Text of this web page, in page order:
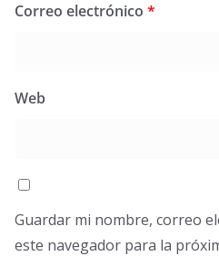
Correo electrónico *
Web
Guardar mi nombre, correo
este navegador para la